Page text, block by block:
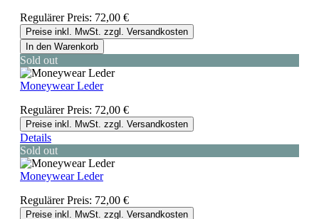
Regulärer Preis: 72,00 €
Preise inkl. MwSt. zzgl. Versandkosten
In den Warenkorb
Sold out
Moneywear Leder
Regulärer Preis: 72,00 €
Preise inkl. MwSt. zzgl. Versandkosten
Details
Sold out
Moneywear Leder
Regulärer Preis: 72,00 €
Preise inkl. MwSt. zzgl. Versandkosten